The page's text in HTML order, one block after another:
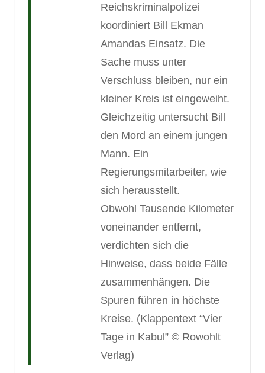
Reichskriminalpolizei
koordiniert Bill Ekman
Amandas Einsatz. Die
Sache muss unter
Verschluss bleiben, nur ein
kleiner Kreis ist eingeweiht.
Gleichzeitig untersucht Bill
den Mord an einem jungen
Mann. Ein
Regierungsmitarbeiter, wie
sich herausstellt.
Obwohl Tausende Kilometer
voneinander entfernt,
verdichten sich die
Hinweise, dass beide Fälle
zusammenhängen. Die
Spuren führen in höchste
Kreise. (Klappentext “Vier
Tage in Kabul” © Rowohlt
Verlag)